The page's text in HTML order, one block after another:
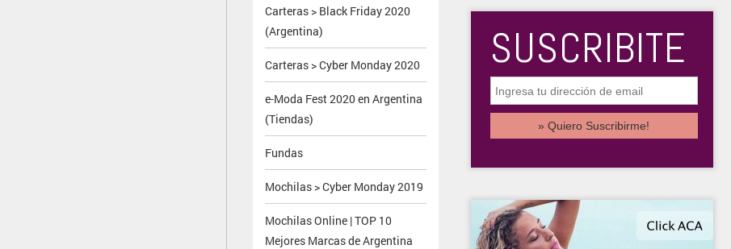
Carteras > Black Friday 2020
(Argentina)
Carteras > Cyber Monday 2020
e-Moda Fest 2020 en Argentina
(Tiendas)
Fundas
Mochilas > Cyber Monday 2019
Mochilas Online | TOP 10
Mejores Marcas de Argentina
SUSCRIBITE